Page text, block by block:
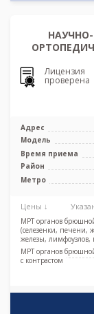
Лицензия
проверена
Адрес
Модель
Время приема
Район
Метро
Цены ↓
МРТ органов
(селезенки, печени,
железы,
МРТ органов
с контрастом